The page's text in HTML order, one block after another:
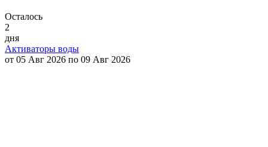
Осталось
2
дня
Активаторы воды
от 05 Авг 2026 по 09 Авг 2026